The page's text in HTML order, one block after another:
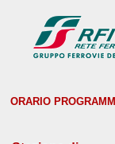
ORARIO